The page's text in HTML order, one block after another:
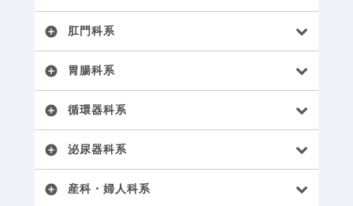
add_circle 肛門科系
add_circle 胃腸科系
add_circle 循環器科系
add_circle 泌尿器科系
add_circle 産科・婦人科系